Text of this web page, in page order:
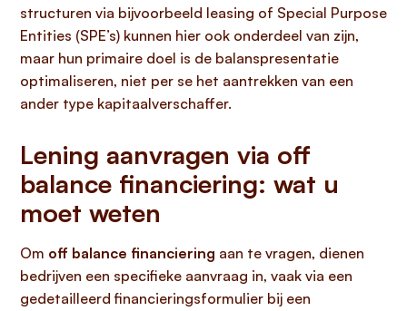
structuren via bijvoorbeeld leasing of Special Purpose
Entities (SPE’s) kunnen hier ook onderdeel van zijn,
maar hun primaire doel is de balanspresentatie
optimaliseren, niet per se het aantrekken van een
ander type kapitaalverschaffer.
Lening aanvragen via off
balance financiering: wat u
moet weten
Om off balance financiering aan te vragen, dienen
bedrijven een specifieke aanvraag in, vaak via een
gedetailleerd financieringsformulier bij een